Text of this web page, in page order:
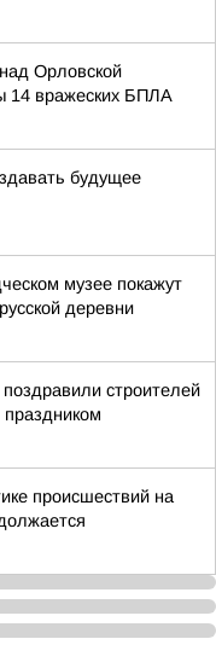
Орловской
14 вражеских БПЛА
будущее
музее покажут
деревни
строителей
происшествий на